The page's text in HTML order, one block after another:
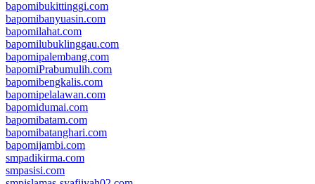
bapomibukittinggi.com
bapomibanyuasin.com
bapomilahat.com
bapomilubuklinggau.com
bapomipalembang.com
bapomiPrabumulih.com
bapomibengkalis.com
bapomipelalawan.com
bapomidumai.com
bapomibatam.com
bapomibatanghari.com
bapomijambi.com
smpadikirma.com
smpasisi.com